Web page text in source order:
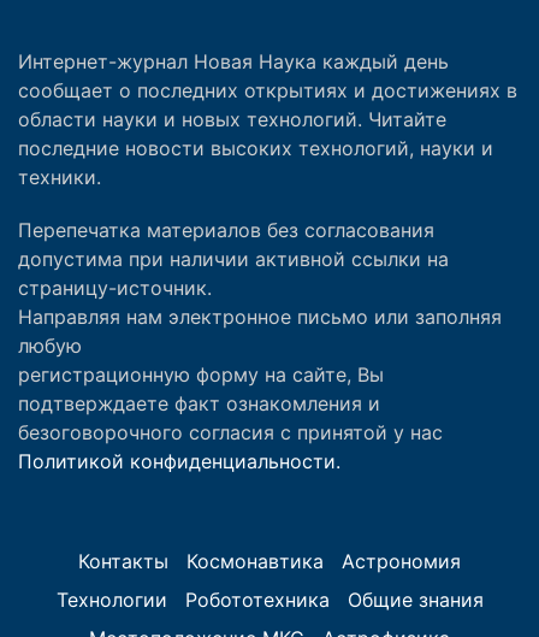
Интернет-журнал Новая Наука каждый день
сообщает о последних открытиях и достижениях в
области науки и новых технологий. Читайте
последние новости высоких технологий, науки и
техники.
Перепечатка материалов без согласования
допустима при наличии активной ссылки на
страницу-источник.
Направляя нам электронное письмо или заполняя
любую
регистрационную форму на сайте, Вы
подтверждаете факт ознакомления и
безоговорочного согласия с принятой у нас
Политикой конфиденциальности.
Контакты Космонавтика
Астрономия
Технологии
Робототехника
Общие знания